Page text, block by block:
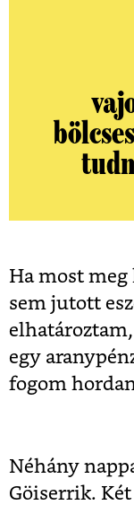
Ha most
sem jutott
egy
fogom
Néhány
Göiserrik.